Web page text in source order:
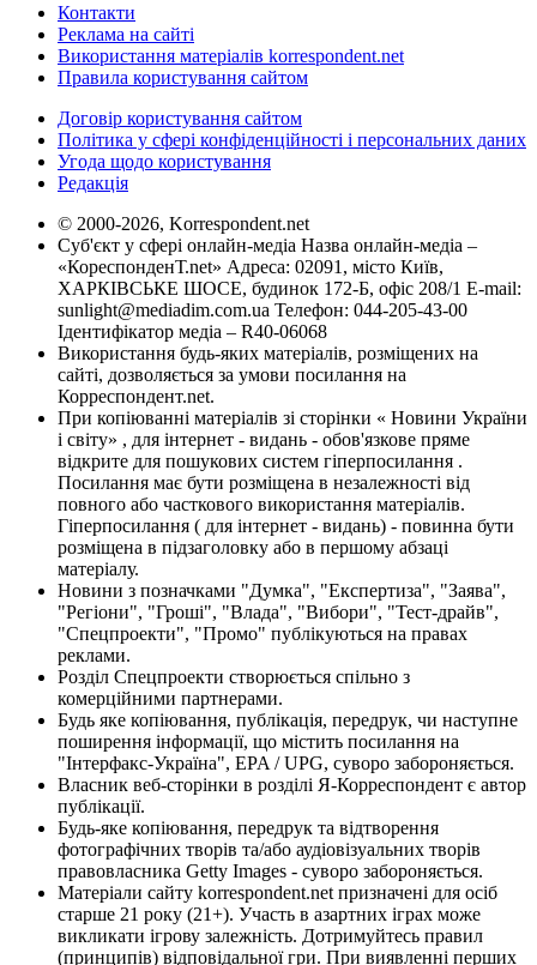
Контакти
Реклама на сайті
Використання матеріалів korrespondent.net
Правила користування сайтом
Договір користування сайтом
Політика у сфері конфіденційності і персональних даних
Угода щодо користування
Редакція
© 2000-2026, Korrespondent.net
Суб'єкт у сфері онлайн-медіа Назва онлайн-медіа –
«КореспонденТ.net» Адреса: 02091, місто Київ,
ХАРКІВСЬКЕ ШОСЕ, будинок 172-Б, офіс 208/1 E-mail:
sunlight@mediadim.com.ua Телефон: 044-205-43-00
Ідентифікатор медіа – R40-06068
Використання будь-яких матеріалів, розміщених на
сайті, дозволяється за умови посилання на
Корреспондент.net.
При копіюванні матеріалів зі сторінки « Новини України
і світу» , для інтернет - видань - обов'язкове пряме
відкрите для пошукових систем гіперпосилання .
Посилання має бути розміщена в незалежності від
повного або часткового використання матеріалів.
Гіперпосилання ( для інтернет - видань) - повинна бути
розміщена в підзаголовку або в першому абзаці
матеріалу.
Новини з позначками "Думка", "Експертиза", "Заява",
"Регіони", "Гроші", "Влада", "Вибори", "Тест-драйв",
"Спецпроекти", "Промо" публікуються на правах
реклами.
Розділ Спецпроекти створюється спільно з
комерційними партнерами.
Будь яке копіювання, публікація, передрук, чи наступне
поширення інформації, що містить посилання на
"Інтерфакс-Україна", EPA / UPG, суворо забороняється.
Власник веб-сторінки в розділі Я-Корреспондент є автор
публікації.
Будь-яке копіювання, передрук та відтворення
фотографічних творів та/або аудіовізуальних творів
правовласника Getty Images - суворо забороняється.
Матеріали сайту korrespondent.net призначені для осіб
старше 21 року (21+). Участь в азартних іграх може
викликати ігрову залежність. Дотримуйтесь правил
(принципів) відповідальної гри. При виявленні перших